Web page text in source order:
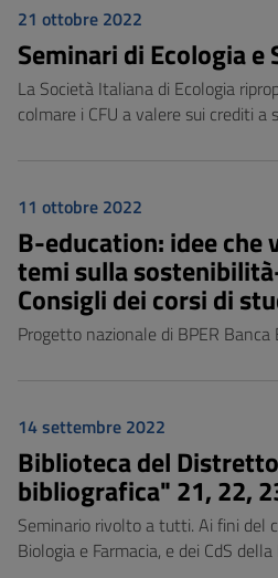
21 ottobre 2022
Seminari di Ecologia
La Società Italiana di Ecologia
colmare i CFU a valere sui crediti
11 ottobre 2022
B-education: idee
temi sulla
Consigli dei corsi di
Progetto nazionale di BPER
14 settembre 2022
Biblioteca del
bibliografica" 21, 22,
Seminario rivolto a tutti. Ai fini del
Biologia e Farmacia, e dei CdS